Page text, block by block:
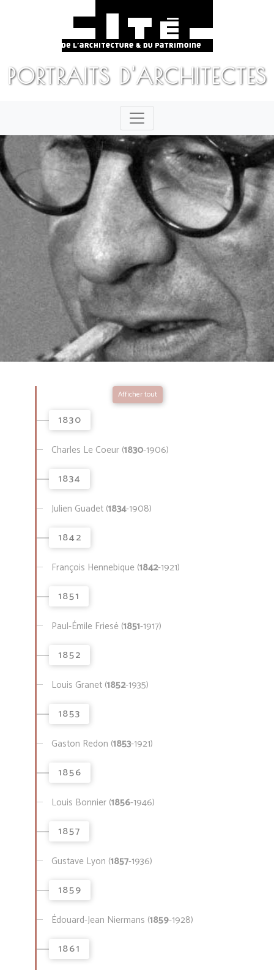
PORTRAITS D'ARCHITECTES
Afficher tout
1830
Charles Le Coeur (1830-1906)
1834
Julien Guadet (1834-1908)
1842
François Hennebique (1842-1921)
1851
Paul-Émile Friesé (1851-1917)
1852
Louis Granet (1852-1935)
1853
Gaston Redon (1853-1921)
1856
Louis Bonnier (1856-1946)
1857
Gustave Lyon (1857-1936)
1859
Édouard-Jean Niermans (1859-1928)
1861